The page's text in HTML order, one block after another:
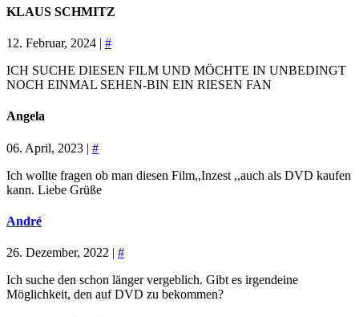
KLAUS SCHMITZ
12. Februar, 2024 | #
ICH SUCHE DIESEN FILM UND MÖCHTE IN UNBEDINGT
NOCH EINMAL SEHEN-BIN EIN RIESEN FAN
Angela
06. April, 2023 | #
Ich wollte fragen ob man diesen Film,,Inzest ,,auch als DVD kaufen
kann. Liebe Grüße
André
26. Dezember, 2022 | #
Ich suche den schon länger vergeblich. Gibt es irgendeine
Möglichkeit, den auf DVD zu bekommen?